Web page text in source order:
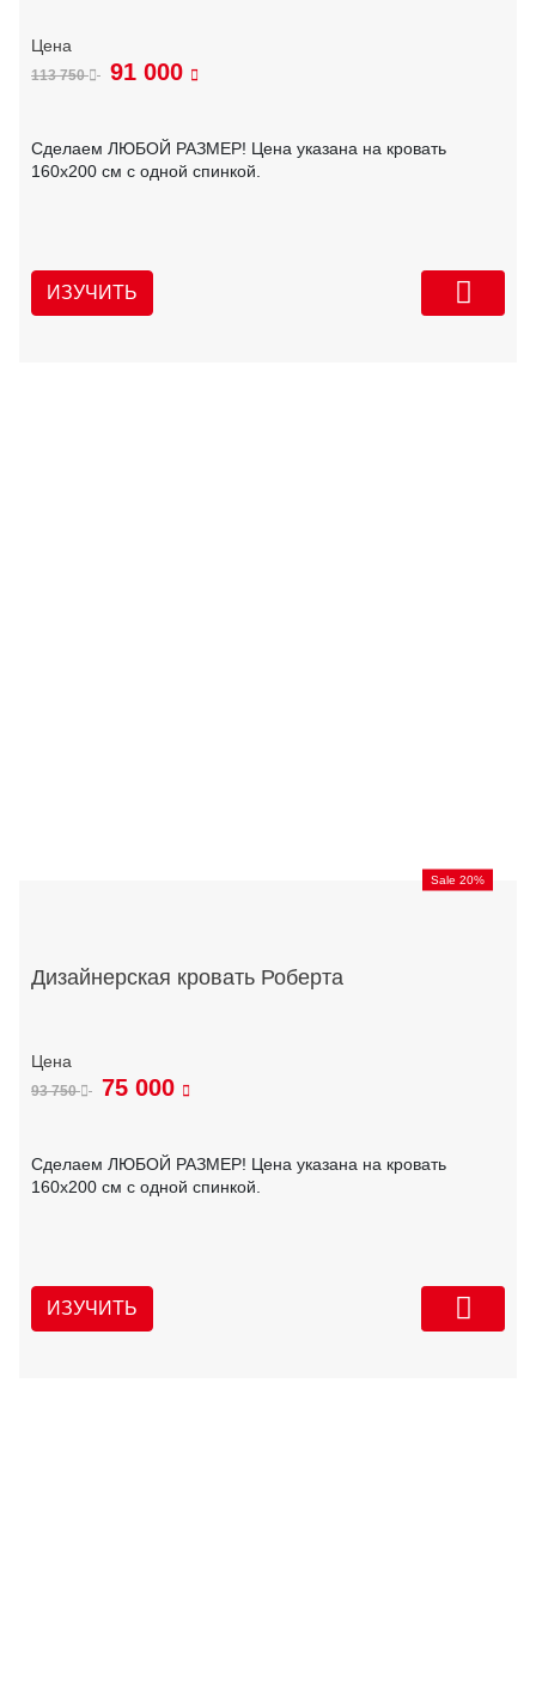
113 750 91 000
Сделаем ЛЮБОЙ РАЗМЕР! Цена указана на кровать
160х200 см с одной спинкой.
ИЗУЧИТЬ
Sale 20%
Дизайнерская кровать Роберта
93 750 75 000
Сделаем ЛЮБОЙ РАЗМЕР! Цена указана на кровать
160х200 см с одной спинкой.
ИЗУЧИТЬ